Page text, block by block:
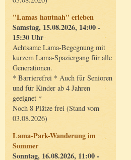
"Lamas hautnah" erleben
Samstag, 15.08.2026, 14:00 -
15:30 Uhr
Achtsame Lama-Begegnung mit
kurzem Lama-Spaziergang für alle
Generationen.
* Barrierefrei * Auch für Senioren
und für Kinder ab 4 Jahren
geeignet *
Noch 8 Plätze frei (Stand vom
03.08.2026)
Lama-Park-Wanderung im
Sommer
Sonntag, 16.08.2026, 11:00 -